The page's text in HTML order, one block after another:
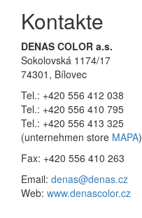
Kontakte
DENAS COLOR a.s.
Sokolovská 1174/17
74301, Bílovec
Tel.: +420 556 412 038
Tel.: +420 556 410 795
Tel.: +420 556 413 325
(unternehmen store MAPA)
Fax: +420 556 410 263
Email: denas@denas.cz
Web: www.denascolor.cz